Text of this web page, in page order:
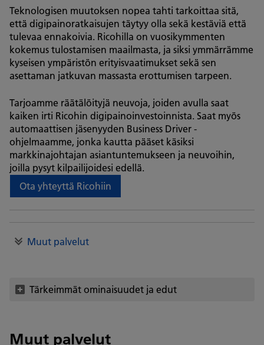
Teknologisen muutoksen nopea tahti tarkoittaa sitä,
että digipainoratkaisujen täytyy olla sekä kestäviä että
tulevaa ennakoivia. Ricohilla on vuosikymmenten
kokemus tulostamisen maailmasta, ja siksi ymmärrämme
kyseisen ympäristön erityisvaatimukset sekä sen
asettaman jatkuvan massasta erottumisen tarpeen.
Tarjoamme räätälöityjä neuvoja, joiden avulla saat
kaiken irti Ricohin digipainoinvestoinnista. Saat myös
automaattisen jäsenyyden Business Driver -
ohjelmaamme, jonka kautta pääset käsiksi
markkinajohtajan asiantuntemukseen ja neuvoihin,
joilla pysyt kilpailijoidesi edellä.
Ota yhteyttä Ricohiin
Muut palvelut
Tärkeimmät ominaisuudet ja edut
Muut palvelut